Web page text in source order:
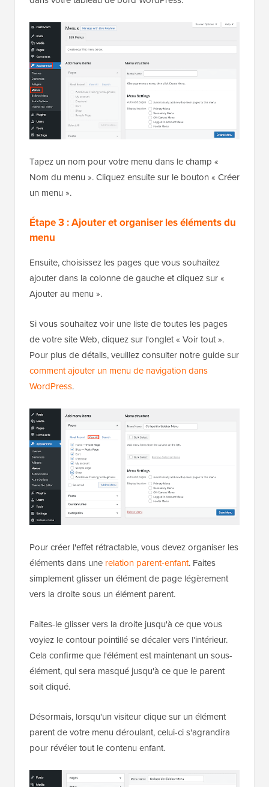
Tapez un nom pour votre menu dans le champ «
Nom du menu ». Cliquez ensuite sur le bouton « Créer
un menu ».
Étape 3 : Ajouter et organiser les éléments du
menu
Ensuite, choisissez les pages que vous souhaitez
ajouter dans la colonne de gauche et cliquez sur «
Ajouter au menu ».
Si vous souhaitez voir une liste de toutes les pages
de votre site Web, cliquez sur l'onglet « Voir tout ».
Pour plus de détails, veuillez consulter notre guide sur
comment ajouter un menu de navigation dans
WordPress.
Pour créer l'effet rétractable, vous devez organiser les
éléments dans une relation parent-enfant. Faites
simplement glisser un élément de page légèrement
vers la droite sous un élément parent.
Faites-le glisser vers la droite jusqu'à ce que vous
voyiez le contour pointillé se décaler vers l'intérieur.
Cela confirme que l'élément est maintenant un sous-
élément, qui sera masqué jusqu'à ce que le parent
soit cliqué.
Désormais, lorsqu'un visiteur clique sur un élément
parent de votre menu déroulant, celui-ci s'agrandira
pour révéler tout le contenu enfant.